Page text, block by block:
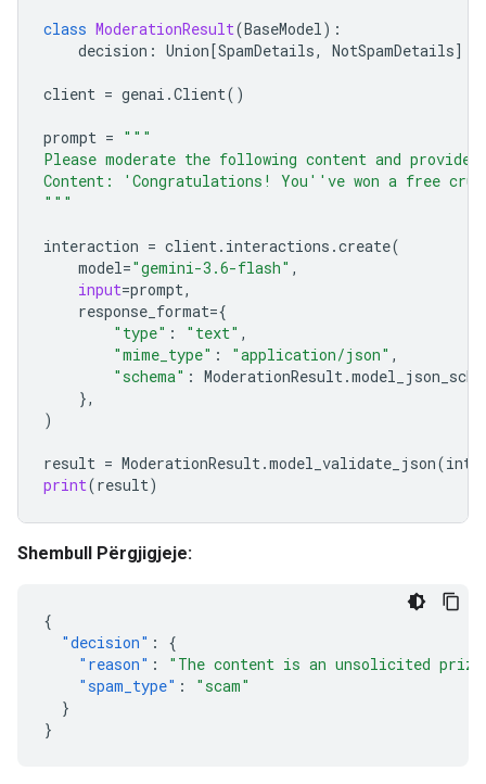
class ModerationResult(BaseModel):
decision : Union[SpamDetails, NotSpamDetails]
client = genai .Client()
prompt = """
Please moderate the following content and provide
Content: 'Congratulations! You''ve won a free
"""
interaction = client. interactions .create(
model="gemini-3.6-flash" ,
input=prompt,
response_format={
"type" : "text" ,
"mime_type" : "application/json" ,
"schema" : ModerationResult.
},
)
result = ModerationResult.model_validate_json(
print(result)
Shembull Përgjigjeje:
{
"decision" :
{
"reason" :
"The content is an unsolicited
"spam_type" :
"scam"
}
}